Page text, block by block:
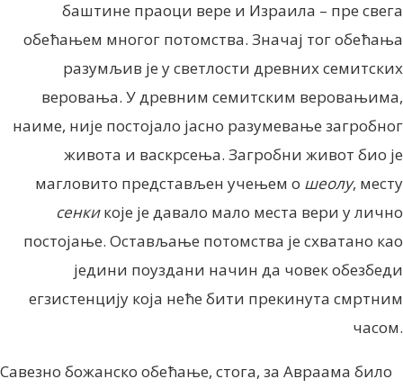
баштине праоци вере и Израила – пре свега
обећањем многог потомства. Значај тог обећања
разумљив је у светлости древних семитских
веровања. У древним семитским веровањима,
наиме, није постојало јасно разумевање загробног
живота и васкрсења. Загробни живот био je
магловито представљен учењем о шеолу, месту
сенкикоје је давало мало места вери у лично
постојање. Остављање потомства је схватано као
једини поуздани начин да човек обезбеди
егзистенцију која неће бити прекинута смртним
часом.
Савезно божанско обећање, стога, за Авраама било